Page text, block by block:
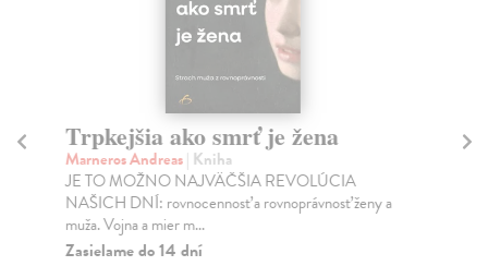
Trpkejšia ako smrť je žena
Marneros Andreas| Kniha
JE TO MOŽNO NAJVÄČŠIA REVOLÚCIA
NAŠICH DNÍ: rovnocennosť a rovnoprávnosť ženy a
muža. Vojna a mier m...
Zasielame do 14 dní